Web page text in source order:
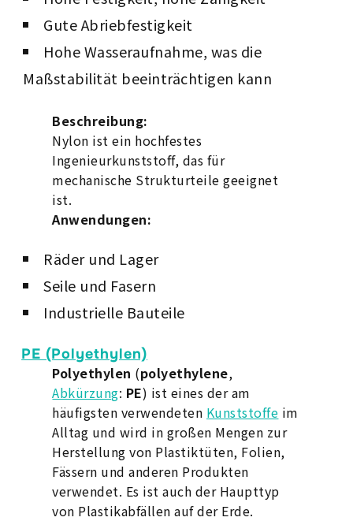
Gute Abriebfestigkeit
Hohe Wasseraufnahme, was die
Maßstabilität beeinträchtigen kann
Beschreibung:
Nylon ist ein hochfestes
Ingenieurkunststoff, das für
mechanische Strukturteile geeignet
ist.
Anwendungen:
Räder und Lager
Seile und Fasern
Industrielle Bauteile
PE (Polyethylen)
Polyethylen (polyethylene,
Abkürzung: PE) ist eines der am
häufigsten verwendeten Kunststoffe im
Alltag und wird in großen Mengen zur
Herstellung von Plastiktüten, Folien,
Fässern und anderen Produkten
verwendet. Es ist auch der Haupttyp
von Plastikabfällen auf der Erde.